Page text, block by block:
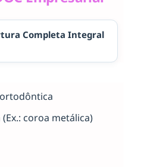
Completa Integral
coroa metálica)